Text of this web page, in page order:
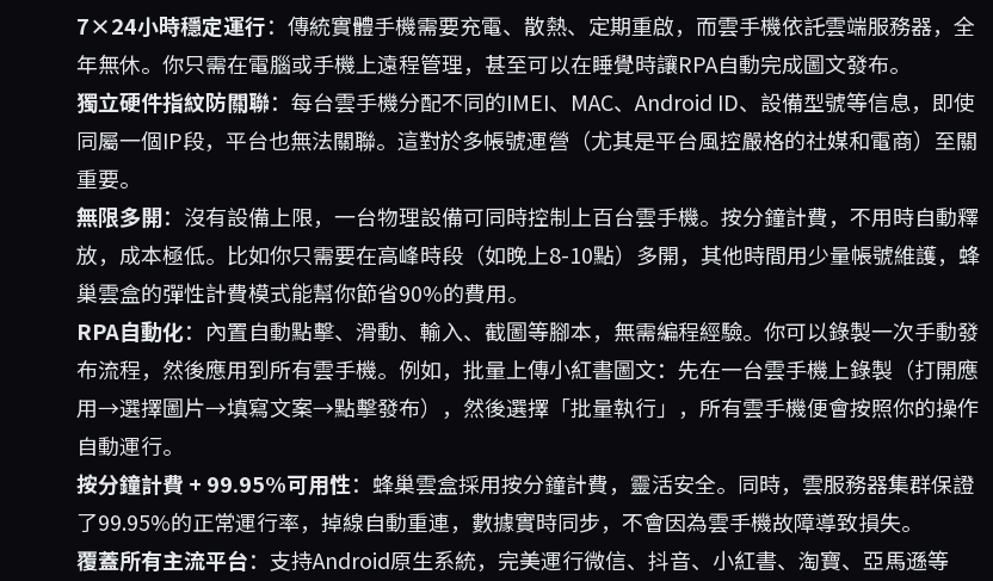
7×24小時穩定運行：傳統實體手機需要充電、散熱、定期重啟，而雲手機依託雲端服務器，全
年無休。你只需在電腦或手機上遠程管理，甚至可以在睡覺時讓RPA自動完成圖文發布。
獨立硬件指紋防關聯：每台雲手機分配不同的IMEI、MAC、Android ID、設備型號等信息，即使
同屬一個IP段，平台也無法關聯。這對於多帳號運營（尤其是平台風控嚴格的社媒和電商）至關
重要。
無限多開：沒有設備上限，一台物理設備可同時控制上百台雲手機。按分鐘計費，不用時自動釋
放，成本極低。比如你只需要在高峰時段（如晚上8-10點）多開，其他時間用少量帳號維護，蜂
巢雲盒的彈性計費模式能幫你節省90%的費用。
RPA自動化：內置自動點擊、滑動、輸入、截圖等腳本，無需編程經驗。你可以錄製一次手動發
布流程，然後應用到所有雲手機。例如，批量上傳小紅書圖文：先在一台雲手機上錄製（打開應
用→選擇圖片→填寫文案→點擊發布），然後選擇「批量執行」，所有雲手機便會按照你的操作
自動運行。
按分鐘計費 + 99.95%可用性：蜂巢雲盒採用按分鐘計費，靈活安全。同時，雲服務器集群保證
了99.95%的正常運行率，掉線自動重連，數據實時同步，不會因為雲手機故障導致損失。
覆蓋所有主流平台：支持Android原生系統，完美運行微信、抖音、小紅書、淘寶、亞馬遜等